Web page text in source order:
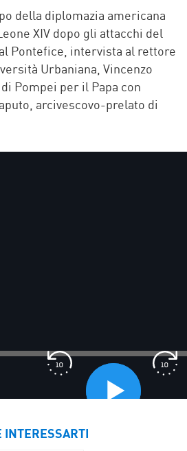
della diplomazia americana
XIV dopo gli attacchi del
Pontefice, intervista al rettore
Urbaniana, Vincenzo
Pompei per il Papa con
arcivescovo-prelato di
INTERESSARTI